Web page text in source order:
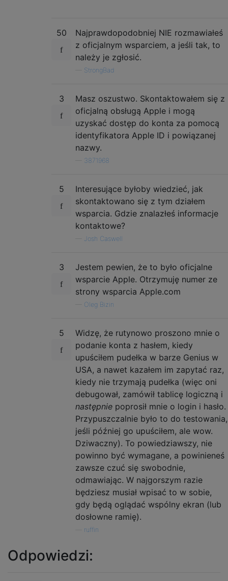
50
Najprawdopodobniej NIE rozmawiałeś
z oficjalnym wsparciem, a jeśli tak, to
należy je zgłosić.
StrongBad
3
Masz oszustwo. Skontaktowałem się z
oficjalną obsługą Apple i mogą
uzyskać dostęp do konta za pomocą
identyfikatora Apple ID i powiązanej
nazwy.
3871968
5
Interesujące byłoby wiedzieć, jak
skontaktowano się z tym działem
wsparcia. Gdzie znalazłeś informacje
kontaktowe?
Josh Caswell
3
Jestem pewien, że to było oficjalne
wsparcie Apple. Otrzymuję numer ze
strony wsparcia Apple.com
Oleg Bizin
5
Widzę, że rutynowo proszono mnie o
podanie konta z hasłem, kiedy
upuściłem pudełka w barze Genius w
USA, a nawet kazałem im zapytać raz,
kiedy nie trzymają pudełka (więc oni
debugował, zamówił tablicę logiczną i
następnie poprosił mnie o login i hasło.
Przypuszczalnie było to do testowania,
jeśli później go upuściłem, ale wow.
Dziwaczny). To powiedziawszy, nie
powinno być wymagane, a powinieneś
zawsze czuć się swobodnie,
odmawiając. W najgorszym razie
będziesz musiał wpisać to w sobie,
gdy będą oglądać wspólny ekran (lub
dosłowne ramię).
ruffin
Odpowiedzi: